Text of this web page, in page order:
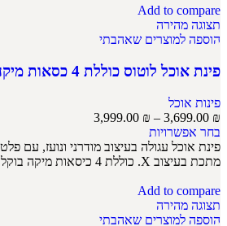
Add to compare
תצוגה מהירה
הוספה למוצרים שאהבתי
פינת אוכל לוטוס כוללת 4 כסאות מיקה בוקלה
פינות אוכל
3,699.00 ₪
–
3,999.00 ₪
בחר אפשרויות
פינת אוכל עגולה בעיצוב מודרני ונועז, עם
מתכת בעיצוב X. כוללת 4 כיסאות מיקה בוקלה
Add to compare
תצוגה מהירה
הוספה למוצרים שאהבתי